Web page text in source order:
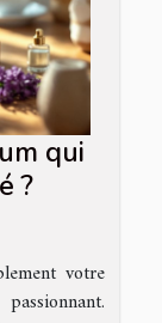
qui
?
votre